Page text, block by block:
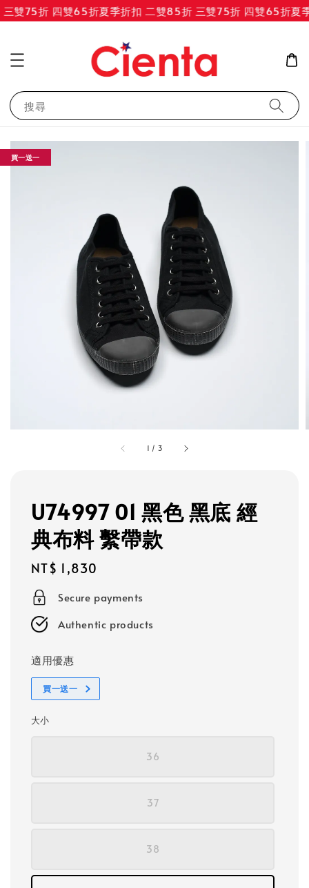
雙75折 四雙65折夏季折扣 二雙85折 三雙75折 四雙65折夏季
搜尋
1 / 3
買一送一
U74997 01 黑色 黑底 經
典布料 繫帶款
Regular
price
NT$ 1,830
Secure payments
Authentic products
適用優惠
買一送一
大小
36
37
38